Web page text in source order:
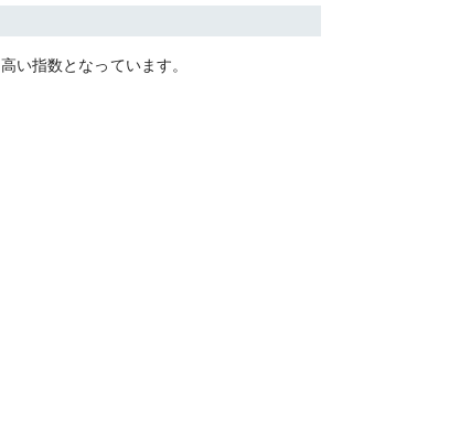
高い指数となっています。